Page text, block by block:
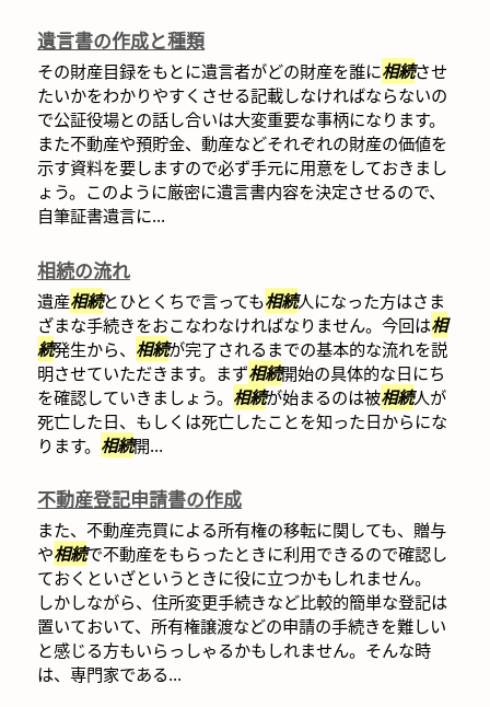
遺言書の作成と種類
その財産目録をもとに遺言者がどの財産を誰に相続させ
たいかをわかりやすくさせる記載しなければならないの
で公証役場との話し合いは大変重要な事柄になります。
また不動産や預貯金、動産などそれぞれの財産の価値を
示す資料を要しますので必ず手元に用意をしておきまし
ょう。このように厳密に遺言書内容を決定させるので、
自筆証書遺言に...
相続の流れ
遺産相続とひとくちで言っても相続人になった方はさま
ざまな手続きをおこなわなければなりません。今回は相
続発生から、 相続が完了されるまでの基本的な流れを説
明させていただきます。まず相続開始の具体的な日にち
を確認していきましょう。 相続が始まるのは被相続人が
死亡した日、もしくは死亡したことを知った日からにな
ります。 相続開...
不動産登記申請書の作成
また、不動産売買による所有権の移転に関しても、贈与
や相続で不動産をもらったときに利用できるので確認し
ておくといざというときに役に立つかもしれません。
しかしながら、住所変更手続きなど比較的簡単な登記は
置いておいて、所有権譲渡などの申請の手続きを難しい
と感じる方もいらっしゃるかもしれません。そんな時
は、専門家である...